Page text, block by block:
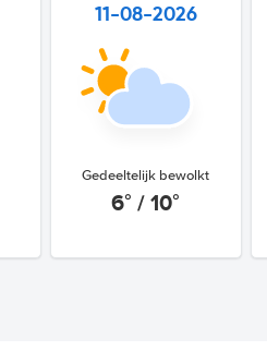
11-08-2026
Gedeeltelijk bewolkt
6° / 10°